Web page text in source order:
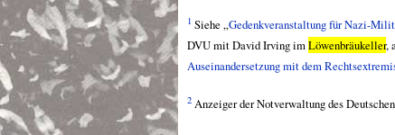
1 Siehe „Gedenkveranstaltung für Nazi-
DVUmit David Irving imLöwenbräukeller,
Auseinandersetzung mit dem
2 Anzeiger der Notverwaltung des